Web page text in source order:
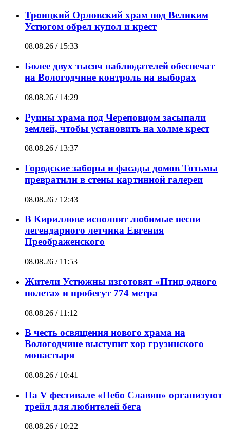
Троицкий Орловский храм под Великим
Устюгом обрел купол и крест
08.08.26 / 15:33
Более двух тысяч наблюдателей обеспечат
на Вологодчине контроль на выборах
08.08.26 / 14:29
Руины храма под Череповцом засыпали
землей, чтобы установить на холме крест
08.08.26 / 13:37
Городские заборы и фасады домов Тотьмы
превратили в стены картинной галереи
08.08.26 / 12:43
В Кириллове исполнят любимые песни
легендарного летчика Евгения
Преображенского
08.08.26 / 11:53
Жители Устюжны изготовят «Птиц одного
полета» и пробегут 774 метра
08.08.26 / 11:12
В честь освящения нового храма на
Вологодчине выступит хор грузинского
монастыря
08.08.26 / 10:41
На V фестивале «Небо Славян» организуют
трейл для любителей бега
08.08.26 / 10:22